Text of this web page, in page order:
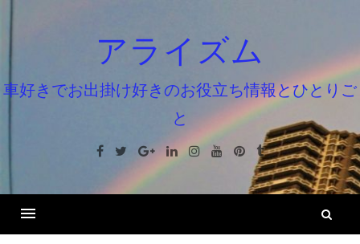
ン
ツ
ッ
アライズム
車好きでお出掛け好きのお役立ち情報とひとりご
と
Facebook
TwitterGoogle+LinkedinInstagramYoutube
Pinterest
Tumblr